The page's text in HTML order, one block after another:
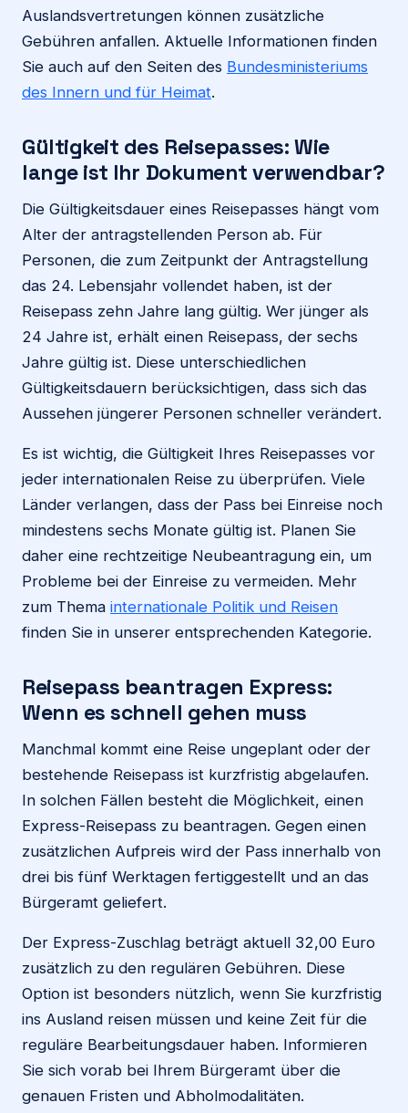
Auslandsvertretungen können zusätzliche
Gebühren anfallen. Aktuelle Informationen finden
Sie auch auf den Seiten des Bundesministeriums
des Innern und für Heimat.
Gültigkeit des Reisepasses: Wie
lange ist Ihr Dokument verwendbar?
Die Gültigkeitsdauer eines Reisepasses hängt vom
Alter der antragstellenden Person ab. Für
Personen, die zum Zeitpunkt der Antragstellung
das 24. Lebensjahr vollendet haben, ist der
Reisepass zehn Jahre lang gültig. Wer jünger als
24 Jahre ist, erhält einen Reisepass, der sechs
Jahre gültig ist. Diese unterschiedlichen
Gültigkeitsdauern berücksichtigen, dass sich das
Aussehen jüngerer Personen schneller verändert.
Es ist wichtig, die Gültigkeit Ihres Reisepasses vor
jeder internationalen Reise zu überprüfen. Viele
Länder verlangen, dass der Pass bei Einreise noch
mindestens sechs Monate gültig ist. Planen Sie
daher eine rechtzeitige Neubeantragung ein, um
Probleme bei der Einreise zu vermeiden. Mehr
zum Thema internationale Politik und Reisen
finden Sie in unserer entsprechenden Kategorie.
Reisepass beantragen Express:
Wenn es schnell gehen muss
Manchmal kommt eine Reise ungeplant oder der
bestehende Reisepass ist kurzfristig abgelaufen.
In solchen Fällen besteht die Möglichkeit, einen
Express-Reisepass zu beantragen. Gegen einen
zusätzlichen Aufpreis wird der Pass innerhalb von
drei bis fünf Werktagen fertiggestellt und an das
Bürgeramt geliefert.
Der Express-Zuschlag beträgt aktuell 32,00 Euro
zusätzlich zu den regulären Gebühren. Diese
Option ist besonders nützlich, wenn Sie kurzfristig
ins Ausland reisen müssen und keine Zeit für die
reguläre Bearbeitungsdauer haben. Informieren
Sie sich vorab bei Ihrem Bürgeramt über die
genauen Fristen und Abholmodalitäten.